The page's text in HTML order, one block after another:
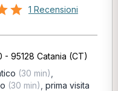
1 Recensioni
95128 Catania (CT)
(30 min)
(30 min) prima visita